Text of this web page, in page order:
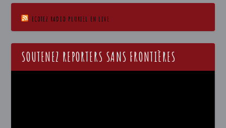
ECOTEZ RADIO PLURIEL EN LIVE
SOUTENEZ REPORTERS SANS FRONTIÈRES